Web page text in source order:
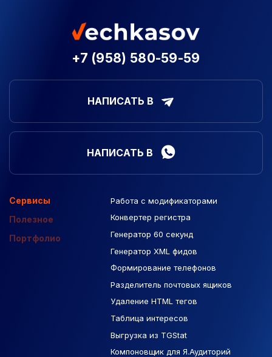
+7 (958) 580-59-59
НАПИСАТЬ В
НАПИСАТЬ В
Сервисы
Полезное
Портфолио
Работа с модификаторами
Конвертер регистра
Генератор 60 секунд
Генератор XML фидов
Формирование телефонов
Разделитель почтовых ящиков
Удаление HTML тегов
Таблица интересов
Выгрузка из TGStat
Компоновщик для Я.Аудиторий
Подборка сайтов
Макеты Figma
База Яндекс Карты
РСЯ площадки
Созданные сайты
Контекстная реклама